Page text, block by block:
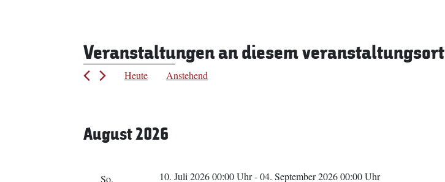
Veranstaltungen an diesem veranstaltungsort
Heute
Anstehend
August 2026
So.
10. Juli 2026 00:00 Uhr-04. September 2026 00:00 Uhr